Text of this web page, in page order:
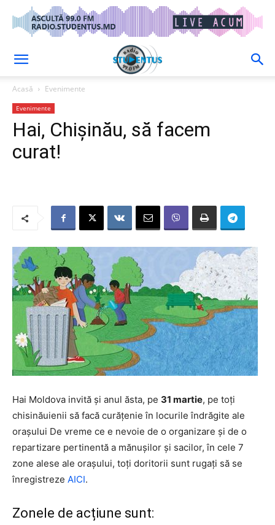
Acasă Evenimente
Evenimente
Hai, Chișinău, să facem
curat!
Hai Moldova invită și anul ăsta, pe 31 martie, pe toți
chisinăuienii să facă curățenie în locurile îndrăgite ale
orașului De vreme ce e nevoie de o organizare și de o
repartizare pertinentă a mănușilor și sacilor, în cele 7
zone alese ale orașului, toți doritorii sunt rugați să se
înregistreze AICI.
Zonele de acțiune sunt: